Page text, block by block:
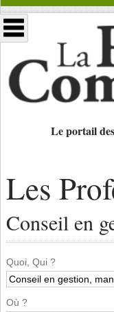
Le portail
Les
Conseil en
Quoi, Qui ?
Où ?